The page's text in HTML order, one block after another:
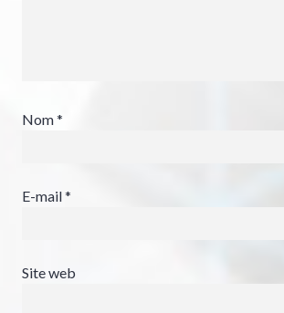
Nom*
E-mail*
Site web